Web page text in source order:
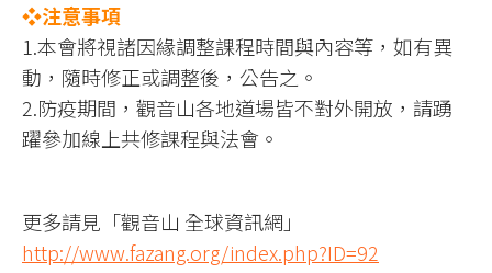
❖注意事項
1.本會將視諸因緣調整課程時間與內容等，如有異
動，隨時修正或調整後，公告之。
2.防疫期間，觀音山各地道場皆不對外開放，請踴
躍參加線上共修課程與法會。
更多請見「觀音山 全球資訊網」
http://www.fazang.org/index.php?ID=92